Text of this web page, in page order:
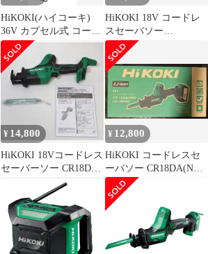
HiKOKI(ハイコーキ)
36V カプセル式 コード
レス掃除機 R36DB ペー
ルホワイト バッテリ
ー・充電器別売り ハン
ディ スティック クリー
ナー 紙パック不要 軽量
ハイパワー 強力吸引
R36DB(NN) 1
HiKOKI 18V コードレ
スセーバソー
CR18DA(NN) 本体
¥ 14,800
HiKOKI 18Vコードレス
セーバーソー CR18DA
¥ 12,800
HiKOKI コードレスセ
ーバソー CR18DA(NN)
木工解体用ブレード付
き